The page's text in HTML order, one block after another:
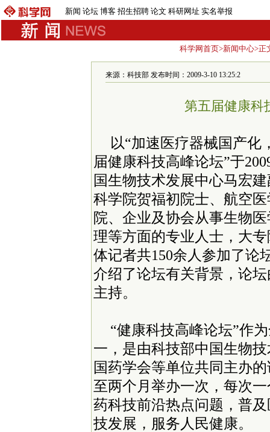
新闻 论坛 博客 招生招聘 论文 科研网址 实名举报
科学网首页>新闻中心>正
来源：科技部 发布时间：2009-3-10 13:25:2
第五届健康科
以“加速医疗器械国产化
届健康科技高峰论坛”于
国生物技术发展中心马宏
科学院贺福初院士、航空
院、企业及协会从事生物
理等方面的专业人士，大
体记者共150余人参加了论
介绍了论坛有关背景，论
主持。
“健康科技高峰论坛”作
一，是由科技部中国生物
国药学会等单位共同主办
至两个月举办一次，每次
药科技前沿热点问题，普
技发展，服务人民健康。